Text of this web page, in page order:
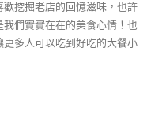
挖掘老店的回憶滋味，也許
們實實在在的美食心情！也
多人可以吃到好吃的大餐小